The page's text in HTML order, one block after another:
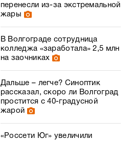
перенесли из-за экстремальной
жары
В Волгограде сотрудница
колледжа «заработала» 2,5 млн
на заочниках
Дальше – легче? Синоптик
рассказал, скоро ли Волгоград
простится с 40-градусной
жарой
«Россети Юг» увеличили